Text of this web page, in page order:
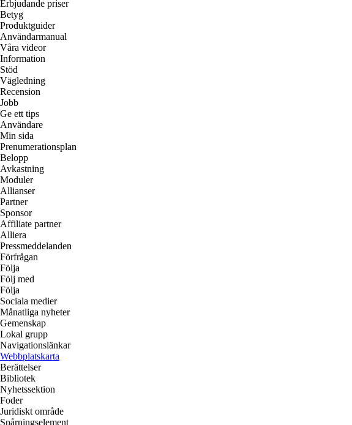
Erbjudande priser
Betyg
Produktguider
Användarmanual
Våra videor
Information
Stöd
Vägledning
Recension
Jobb
Ge ett tips
Användare
Min sida
Prenumerationsplan
Belopp
Avkastning
Moduler
Allianser
Partner
Sponsor
Affiliate partner
Alliera
Pressmeddelanden
Förfrågan
Följa
Följ med
Följa
Sociala medier
Månatliga nyheter
Gemenskap
Lokal grupp
Navigationslänkar
Webbplatskarta
Berättelser
Bibliotek
Nyhetssektion
Foder
Juridiskt område
Spårningselement